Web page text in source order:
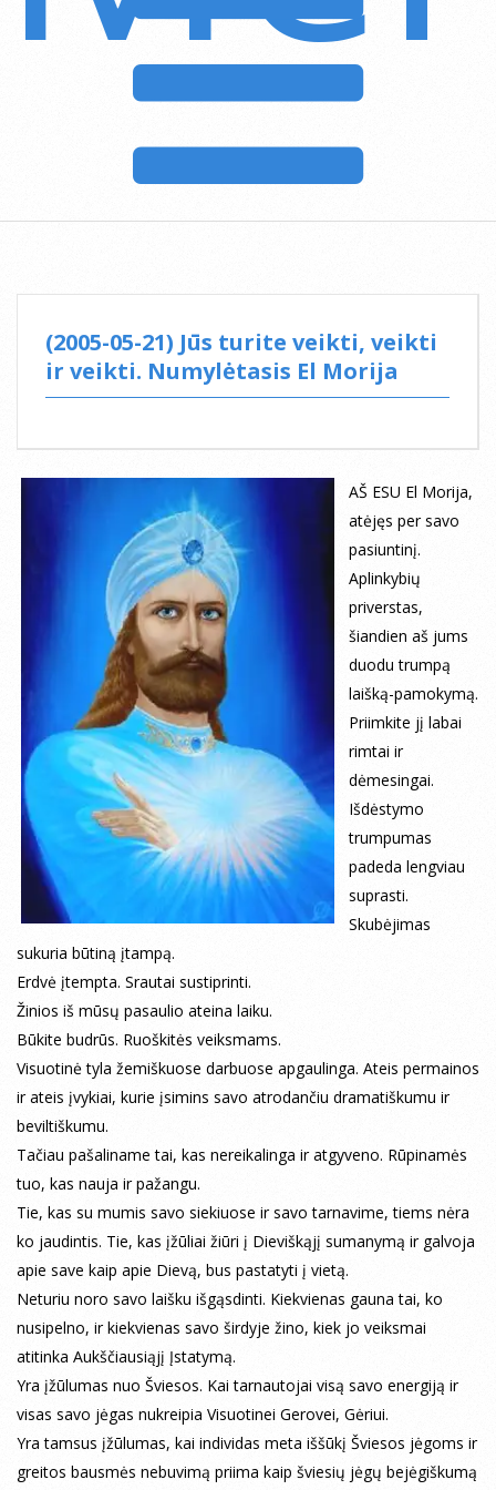
(2005-05-21) Jūs turite veikti, veikti
ir veikti. Numylėtasis El Morija
AŠ ESU El Morija,
atėjęs per savo
pasiuntinį.
Aplinkybių
priverstas,
šiandien aš jums
duodu trumpą
laišką-pamokymą.
Priimkite jį labai
rimtai ir
dėmesingai.
Išdėstymo
trumpumas
padeda lengviau
suprasti.
Skubėjimas
sukuria būtiną įtampą.
Erdvė įtempta. Srautai sustiprinti.
Žinios iš mūsų pasaulio ateina laiku.
Būkite budrūs. Ruoškitės veiksmams.
Visuotinė tyla žemiškuose darbuose apgaulinga. Ateis permainos
ir ateis įvykiai, kurie įsimins savo atrodančiu dramatiškumu ir
beviltiškumu.
Tačiau pašaliname tai, kas nereikalinga ir atgyveno. Rūpinamės
tuo, kas nauja ir pažangu.
Tie, kas su mumis savo siekiuose ir savo tarnavime, tiems nėra
ko jaudintis. Tie, kas įžūliai žiūri į Dieviškąjį sumanymą ir galvoja
apie save kaip apie Dievą, bus pastatyti į vietą.
Neturiu noro savo laišku išgąsdinti. Kiekvienas gauna tai, ko
nusipelno, ir kiekvienas savo širdyje žino, kiek jo veiksmai
atitinka Aukščiausiąjį Įstatymą.
Yra įžūlumas nuo Šviesos. Kai tarnautojai visą savo energiją ir
visas savo jėgas nukreipia Visuotinei Gerovei, Gėriui.
Yra tamsus įžūlumas, kai individas meta iššūkį Šviesos jėgoms ir
greitos bausmės nebuvimą priima kaip šviesių jėgų bejėgiškumą